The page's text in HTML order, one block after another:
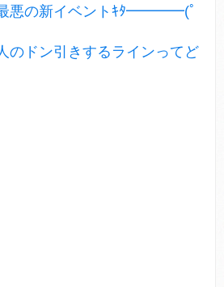
最悪の新イベントｷﾀ━━━━(ﾟ
のドン引きするラインってど